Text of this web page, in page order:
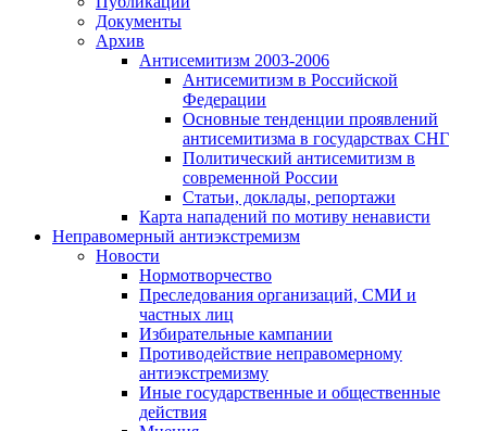
Документы
Архив
Антисемитизм 2003-2006
Антисемитизм в Российской
Федерации
Основные тенденции проявлений
антисемитизма в государствах СНГ
Политический антисемитизм в
современной России
Статьи, доклады, репортажи
Карта нападений по мотиву ненависти
Неправомерный антиэкстремизм
Новости
Нормотворчество
Преследования организаций, СМИ и
частных лиц
Избирательные кампании
Противодействие неправомерному
антиэкстремизму
Иные государственные и общественные
действия